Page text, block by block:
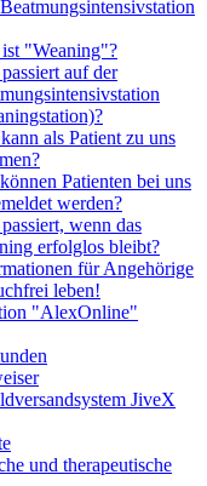
ist "Weaning"?
auf der
als Patient zu uns
Patienten bei uns
werden?
wenn das
erfolglos bleibt?
für Angehörige
leben!
"AlexOnline"
JiveX
und therapeutische